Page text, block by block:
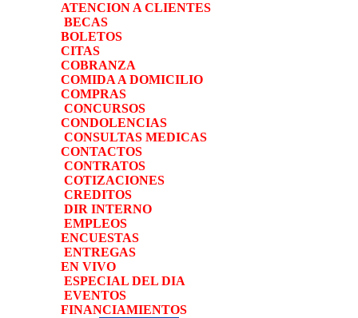
ATENCION A CLIENTES
BECAS
BOLETOS
CITAS
COBRANZA
COMIDA A DOMICILIO
COMPRAS
CONCURSOS
CONDOLENCIAS
CONSULTAS MEDICAS
CONTACTOS
CONTRATOS
COTIZACIONES
CREDITOS
DIR INTERNO
EMPLEOS
ENCUESTAS
ENTREGAS
EN VIVO
ESPECIAL DEL DIA
EVENTOS
FINANCIAMIENTOS